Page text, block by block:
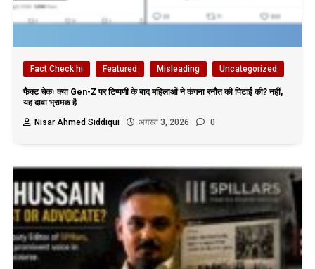
Fact Check hi Featured Misleading Uncategorized
फैक्ट चेकः क्या Gen-Z पर टिप्पणी के बाद महिलाओं ने कंगना रनौत की पिटाई की? नहीं,
यह दावा भ्रामक है
Nisar Ahmed Siddiqui
अगस्त 3, 2026 0